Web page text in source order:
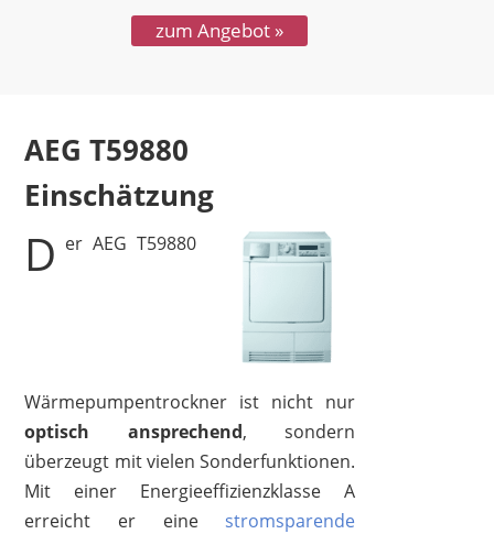
zum Angebot »
AEG T59880
Test
D er AEG T59880
Wärmepumpentrockner ist nicht nur
optisch ansprechend, sondern
überzeugt mit vielen Sonderfunktionen.
Mit einer Energieeffizienzklasse A
erreicht er einestromsparende